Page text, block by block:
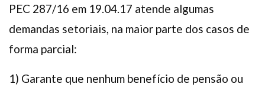
PEC 287/16 em 19.04.17 atende algumas
demandas setoriais, na maior parte dos casos de
forma parcial:
1) Garante que nenhum benefício de pensão ou